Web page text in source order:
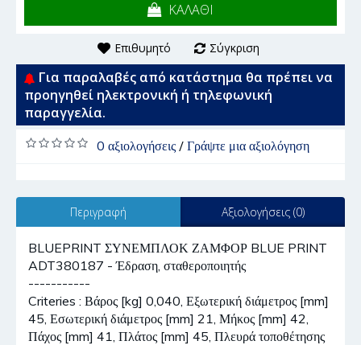
ΚΑΛΑΘΙ
Επιθυμητό Σύγκριση
Για παραλαβές από κατάστημα θα πρέπει να
προηγηθεί ηλεκτρονική ή τηλεφωνική
παραγγελία.
0 αξιολογήσεις/ Γράψτε μια αξιολόγηση
Περιγραφή Αξιολογήσεις (0)
BLUEPRINT ΣΥΝΕΜΠΛΟΚ ΖΑΜΦΟΡ BLUE PRINT
ADT380187 - Έδραση, σταθεροποιητής
-----------
Criteries : Βάρος [kg] 0,040, Εξωτερική διάμετρος [mm]
45, Εσωτερική διάμετρος [mm] 21, Μήκος [mm] 42,
Πάχος [mm] 41, Πλάτος [mm] 45, Πλευρά τοποθέτησης